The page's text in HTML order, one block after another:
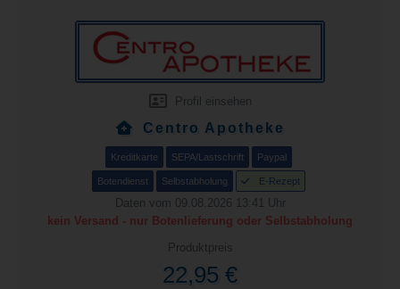
Profil einsehen
Centro Apotheke
Kreditkarte SEPA/Lastschrift Paypal
Botendienst Selbstabholung E-Rezept
Daten vom 09.08.2026 13:41 Uhr
kein Versand - nur Botenlieferung oder Selbstabholung
Produktpreis
22,95 €